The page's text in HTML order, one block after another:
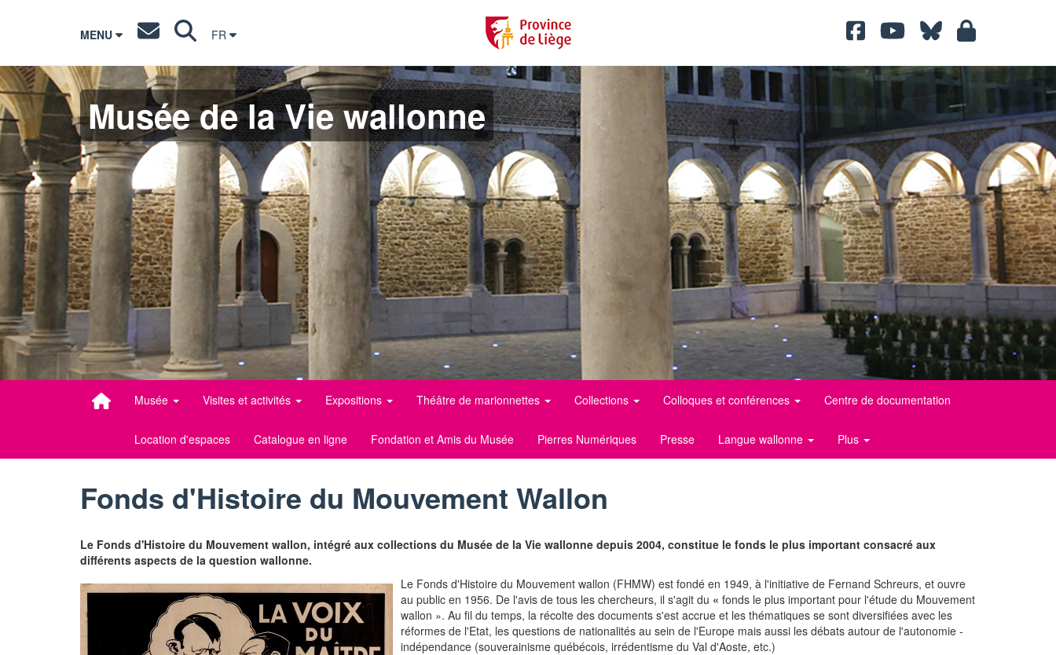
MENU FR
Musée de la Vie wallonne
Musée Visites et activités Expositions Théâtre de marionnettes Collections Colloques et conférences Centre de documentation
Location d'espaces Catalogue en ligne Fondation et Amis du Musée Pierres Numériques Presse Langue wallonne Plus
Fonds d'Histoire du Mouvement Wallon
Le Fonds d'Histoire du Mouvement wallon, intégré aux collections du Musée de la Vie wallonne depuis 2004, constitue le fonds le plus important consacré aux
différents aspects de la question wallonne.
Le Fonds d'Histoire du Mouvement wallon (FHMW) est fondé en 1949, à l'initiative de Fernand Schreurs, et ouvre
au public en 1956. De l'avis de tous les chercheurs, il s'agit du « fonds le plus important pour l'étude du Mouvement
wallon ». Au fil du temps, la récolte des documents s'est accrue et les thématiques se sont diversifiées avec les
réformes de l'Etat, les questions de nationalités au sein de l'Europe mais aussi les débats autour de l'autonomie -
indépendance (souverainisme québécois, irrédentisme du Val d'Aoste, etc.)